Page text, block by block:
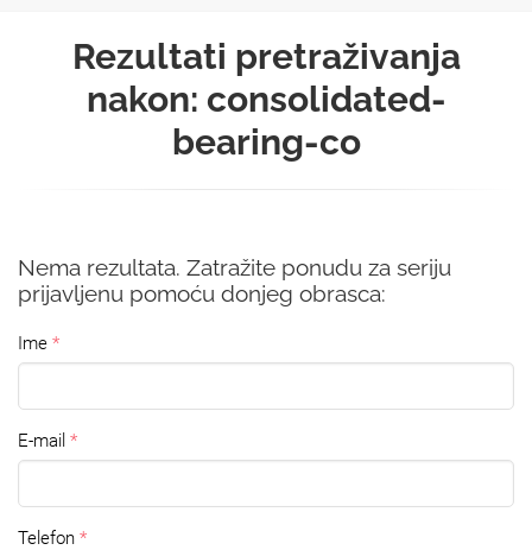
Rezultati pretraživanja
nakon: consolidated-
bearing-co
Nema rezultata. Zatražite ponudu za seriju
prijavljenu pomoću donjeg obrasca:
Ime
E-mail
Telefon